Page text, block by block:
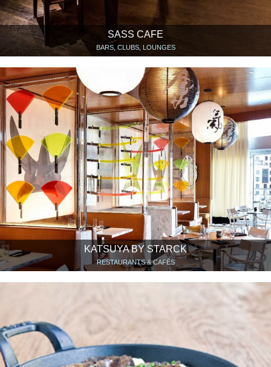
SASS CAFE
BARS, CLUBS, LOUNGES
KATSUYA BY STARCK
RESTAURANTS & CAFÉS